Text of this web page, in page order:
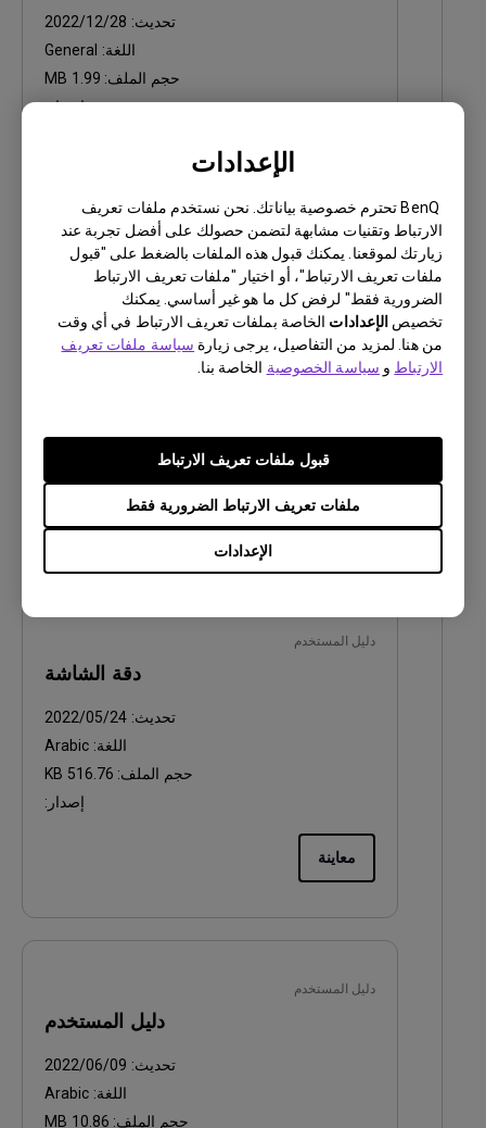
الإعدادات
BenQ تحترم خصوصية بياناتك. نحن نستخدم ملفات تعريف
الارتباط وتقنيات مشابهة لتضمن حصولك على أفضل تجربة عند
زيارتك لموقعنا. يمكنك قبول هذه الملفات بالضغط على "قبول
ملفات تعريف الارتباط"، أو اختيار "ملفات تعريف الارتباط
الضرورية فقط" لرفض كل ما هو غير أساسي. يمكنك
تخصيص الإعدادات الخاصة بملفات تعريف الارتباط في أي وقت
من هنا. لمزيد من التفاصيل، يرجى زيارة سياسة ملفات تعريف
الارتباط و سياسة الخصوصية الخاصة بنا.
الإعدادات
ملفات تعريف الارتباط الضرورية فقط
قبول ملفات تعريف الارتباط
تحديث: 2022/12/28
اللغة: General
حجم الملف: 1.99 MB
إصدار:
دليل المستخدم
Regulatory Statements
معاينة
دليل المستخدم
دقة الشاشة
تحديث: 2022/05/24
اللغة: Arabic
حجم الملف: 516.76 KB
إصدار:
معاينة
دليل المستخدم
دليل المستخدم
تحديث: 2022/06/09
اللغة: Arabic
حجم الملف: 10.86 MB